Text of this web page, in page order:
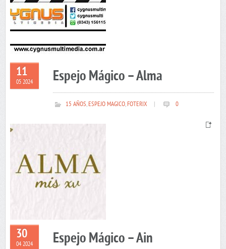
11
05 2024 Espejo Mágico – Alma
15 AÑOS,ESPEJO MAGICO,FOTERIX 0
30
04 2024 Espejo Mágico – Ain